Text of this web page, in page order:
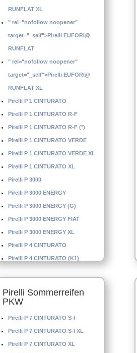
RUNFLAT XL
" rel="nofollow noopener"
target="_self">Pirelli EUFORI@
RUNFLAT
" rel="nofollow noopener"
target="_self">Pirelli EUFORI@
RUNFLAT XL
Pirelli P 1 CINTURATO
Pirelli P 1 CINTURATO R-F
Pirelli P 1 CINTURATO R-F (*)
Pirelli P 1 CINTURATO VERDE
Pirelli P 1 CINTURATO VERDE XL
Pirelli P 1 CINTURATO XL
Pirelli P 3000
Pirelli P 3000 ENERGY
Pirelli P 3000 ENERGY (G)
Pirelli P 3000 ENERGY FIAT
Pirelli P 3000 ENERGY XL
Pirelli P 4 CINTURATO
Pirelli P 4 CINTURATO (K1)
Pirelli P 4000 E
Pirelli Sommerreifen
PKW
Pirelli P 7 CINTURATO S-I
Pirelli P 7 CINTURATO S-I XL
Pirelli P 7 CINTURATO XL